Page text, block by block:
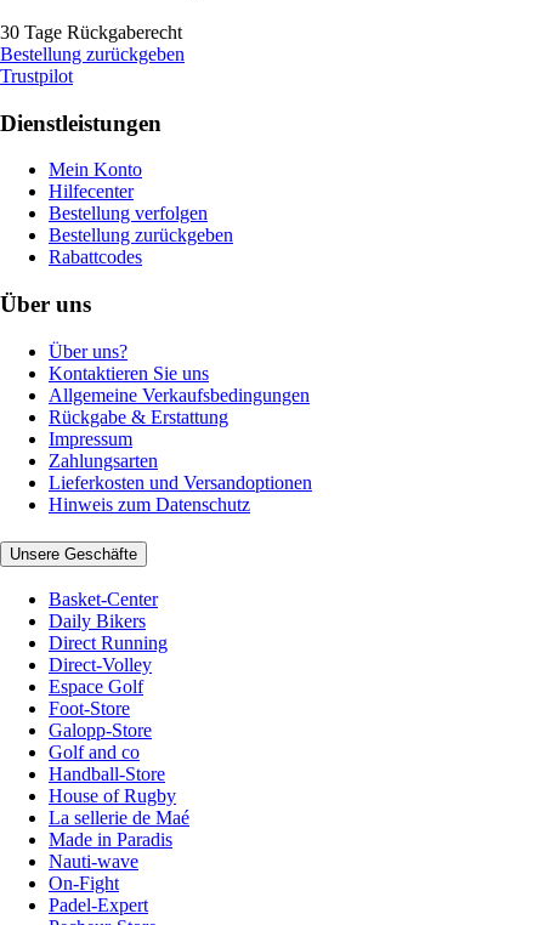
30 Tage Rückgaberecht
Bestellung zurückgeben
Trustpilot
Dienstleistungen
Mein Konto
Hilfecenter
Bestellung verfolgen
Bestellung zurückgeben
Rabattcodes
Über uns
Über uns?
Kontaktieren Sie uns
Allgemeine Verkaufsbedingungen
Rückgabe & Erstattung
Impressum
Zahlungsarten
Lieferkosten und Versandoptionen
Hinweis zum Datenschutz
Unsere Geschäfte
Basket-Center
Daily Bikers
Direct Running
Direct-Volley
Espace Golf
Foot-Store
Galopp-Store
Golf and co
Handball-Store
House of Rugby
La sellerie de Maé
Made in Paradis
Nauti-wave
On-Fight
Padel-Expert